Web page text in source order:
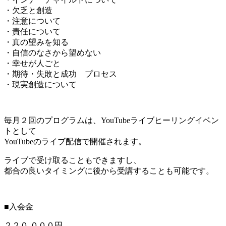
・欠乏と創造
・注意について
・責任について
・真の望みを知る
・自信のなさから望めない
・幸せが人ごと
・期待・失敗と成功 プロセス
・現実創造について
毎月２回のプログラムは、YouTubeライブヒーリングイベン
トとして
YouTubeのライブ配信で開催されます。
ライブで受け取ることもできますし、
都合の良いタイミングに後から受講することも可能です。
■入会金